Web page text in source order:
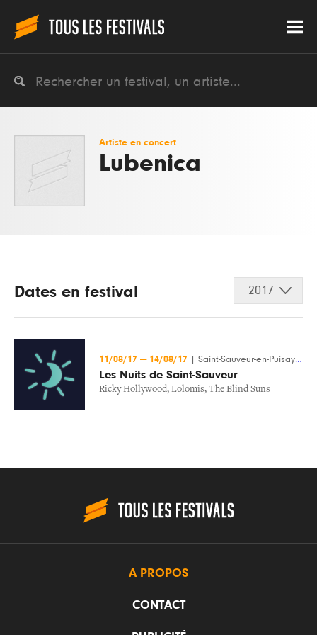
Artiste en concert
Lubenica
Dates en festival 2017
11/08/17 — 14/08/17 Saint-Sauveur-en-Puisaye (89)
Les Nuits de Saint-Sauveur
Ricky Hollywood, Lolomis, The Blind Suns
A PROPOS
CONTACT